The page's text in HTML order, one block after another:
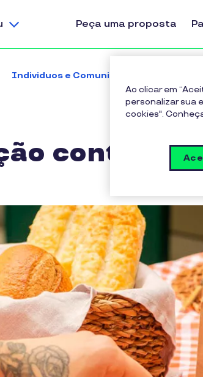
Peça uma proposta
Individuos e Comunidades
contra o
Ao clicar em
personalizar sua
cookies".